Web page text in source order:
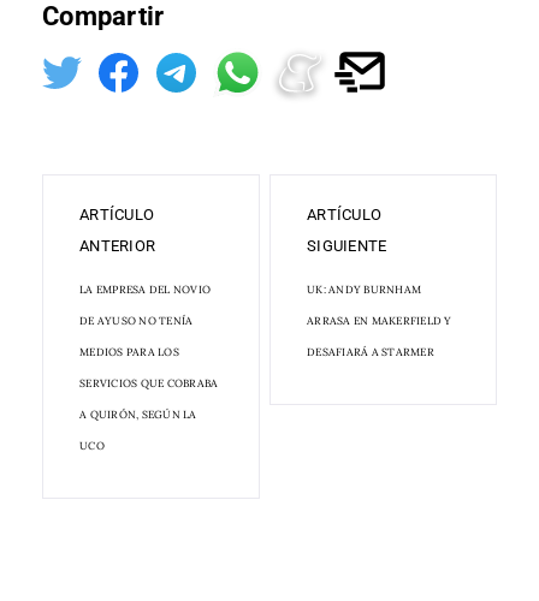
Compartir
ARTÍCULO
ANTERIOR
LA EMPRESA DEL NOVIO
DE AYUSO NO TENÍA
MEDIOS PARA LOS
SERVICIOS QUE COBRABA
A QUIRÓN, SEGÚN LA
UCO
ARTÍCULO
SIGUIENTE
UK: ANDY BURNHAM
ARRASA EN MAKERFIELD Y
DESAFIARÁ A STARMER